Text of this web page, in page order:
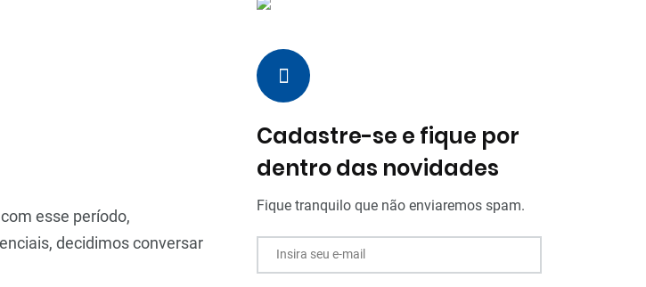
esse período,
decidimos conversar
Cadastre-se e fique por
dentro das novidades
Fique tranquilo que não enviaremos spam.
Insira seu e-mail